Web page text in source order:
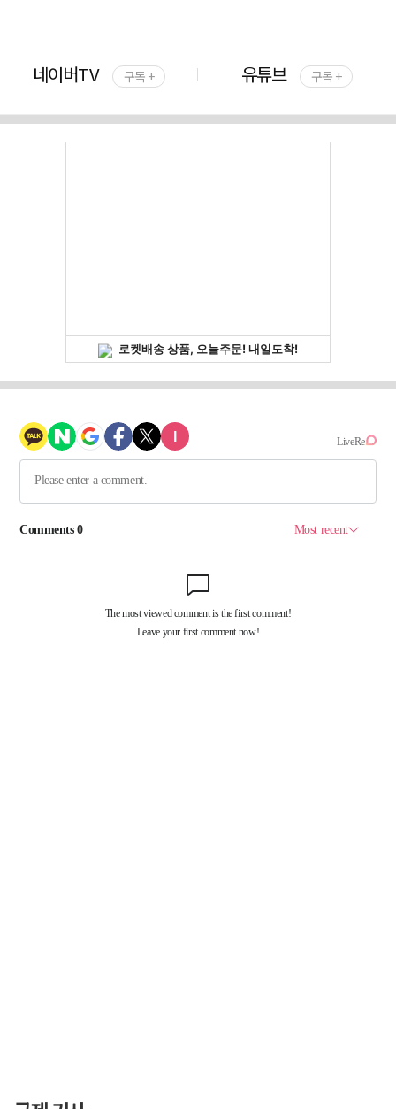
네이버TV 구독 + 유튜브 구독 +